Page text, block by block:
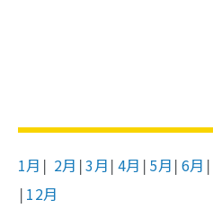
1月 2月 │3月 4月 5月 6月
12月